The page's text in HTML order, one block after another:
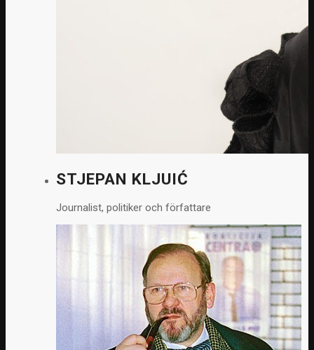
STJEPAN KLJUIĆ
Journalist, politiker och författare